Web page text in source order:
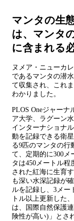
マンタの生
は、マンタ
に含まれる
ヌメア・ニューカ
であるマンタの潜
て収集され、これ
わかりました。
PLOS Oneジャー
ア大学、ラグーン
インターナショナ
動を記録できる衛
る9匹のマンタの行
て、定期的に300メ
タは450メートル
された紅海に生育
も深い水深記録が
ルを記録し、3メー
トル以上更新した
は、国際自然保護
険性が高い)」とさ